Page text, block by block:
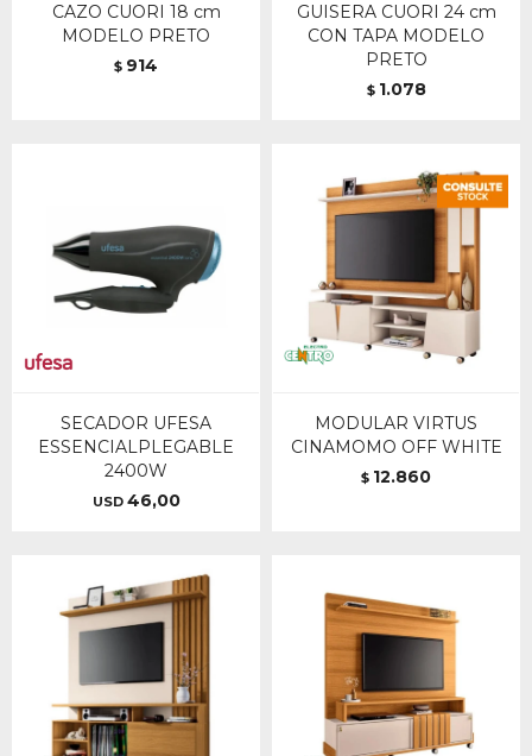
CAZO CUORI 18 cm
MODELO PRETO
$ 914
GUISERA CUORI 24 cm
CON TAPA MODELO
PRETO
$ 1.078
SECADOR UFESA
ESSENCIALPLEGABLE
2400W
USD 46,00
MODULAR VIRTUS
CINAMOMO OFF WHITE
$ 12.860